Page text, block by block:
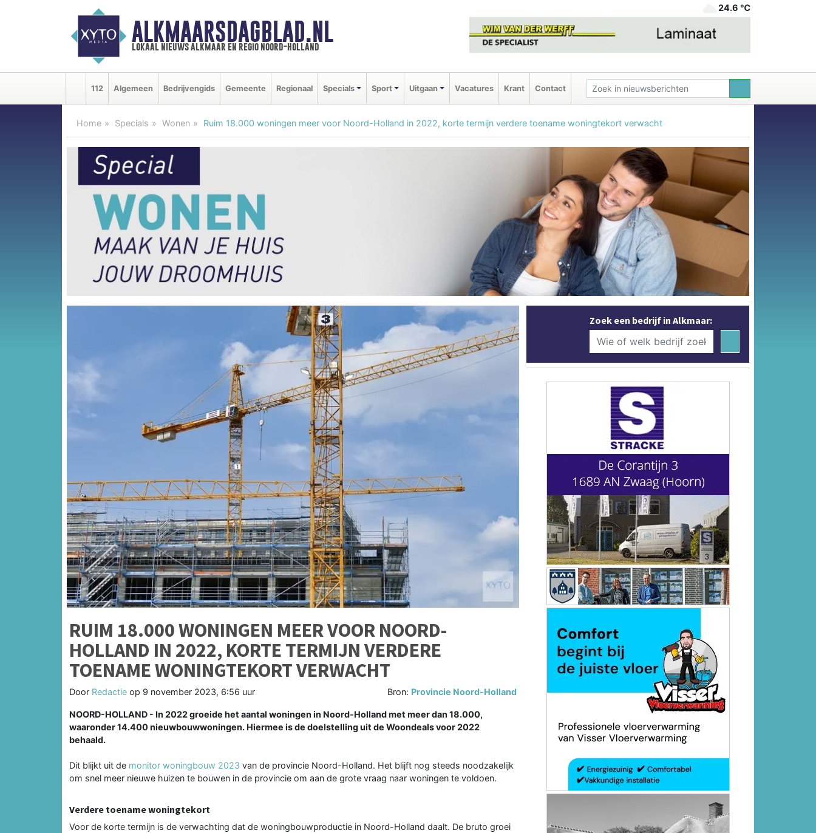
ALKMAARSDAGBLAD.NL
lokaal nieuws alkmaar en regio noord-holland
24.6 ℃
112 Algemeen Bedrijvengids Gemeente Regionaal Specials Sport Uitgaan Vacatures Krant Contact
Home Specials Wonen Ruim 18.000 woningen meer voor Noord-Holland in 2022, korte termijn verdere toename woningtekort verwacht
RUIM 18.000 WONINGEN MEER VOOR NOORD-
HOLLAND IN 2022, KORTE TERMIJN VERDERE
TOENAME WONINGTEKORT VERWACHT
Door Redactie op 9 november 2023, 6:56 uur Bron: Provincie Noord-Holland
NOORD-HOLLAND - In 2022 groeide het aantal woningen in Noord-Holland met meer dan 18.000,
waaronder 14.400 nieuwbouwwoningen. Hiermee is de doelstelling uit de Woondeals voor 2022
behaald.
Dit blijkt uit de monitor woningbouw 2023 van de provincie Noord-Holland. Het blijft nog steeds noodzakelijk
om snel meer nieuwe huizen te bouwen in de provincie om aan de grote vraag naar woningen te voldoen.
Verdere toename woningtekort
Voor de korte termijn is de verwachting dat de woningbouwproductie in Noord-Holland daalt. De bruto groei
Zoek een bedrijf in Alkmaar: